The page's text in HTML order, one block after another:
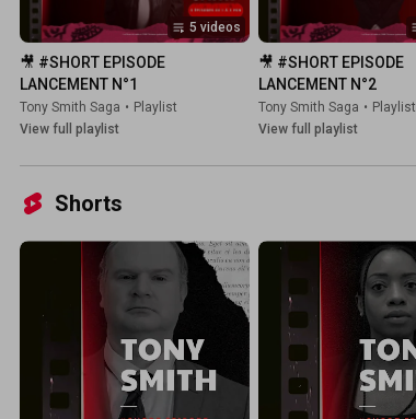
5 videos
🎥 #SHORT EPISODE
LANCEMENT N°1
Tony Smith Saga • Playlist
View full playlist
🎥 #SHORT EPISODE
LANCEMENT N°2
Tony Smith Saga • Playlist
View full playlist
Shorts